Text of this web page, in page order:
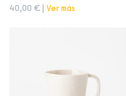
40,00 € | Ver más